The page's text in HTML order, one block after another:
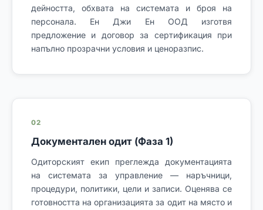
дейността, обхвата на системата и броя на
персонала. Ен Джи Ен ООД изготвя
предложение и договор за сертификация при
напълно прозрачни условия и ценоразпис.
02
Документален одит (Фаза 1)
Одиторският екип преглежда документацията
на системата за управление — наръчници,
процедури, политики, цели и записи. Оценява се
готовността на организацията за одит на място и